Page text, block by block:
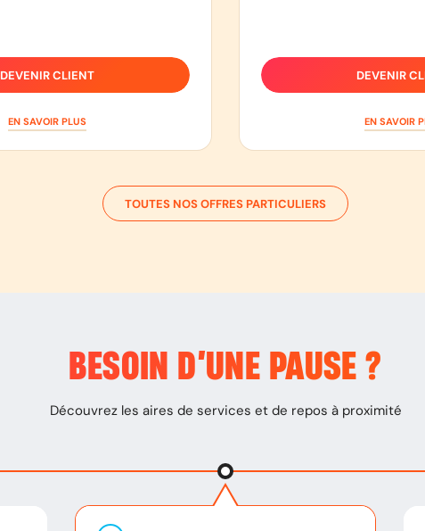
DEVENIR CLIENT
EN SAVOIR PLUS
DEVENIR
EN SAVOIR
TOUTES NOS OFFRES PARTICULIERS
BESOIN D’UNE PAUSE ?
Découvrez les aires de services et de repos à proximité